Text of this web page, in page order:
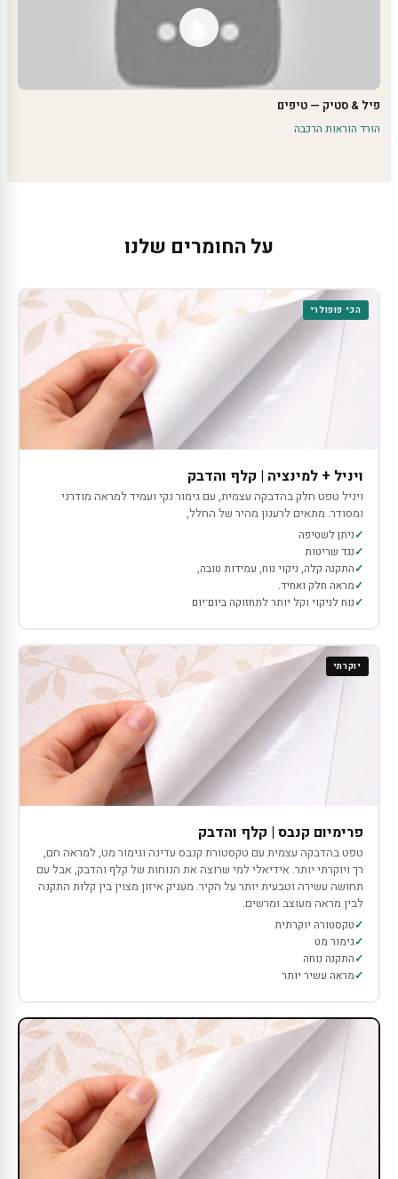
פיל & סטיק — טיפים
הורד הוראות הרכבה
על החומרים שלנו
הכי פופולרי
ויניל + למינציה | קלף והדבק
ויניל טפט חלק בהדבקה עצמית, עם גימור נקי ועמיד למראה מודרני
ומסודר. מתאים לרענון מהיר של החלל,
ניתן לשטיפה
נגד שריטות
התקנה קלה, ניקוי נוח, עמידות טובה,
מראה חלק ואחיד.
נוח לניקוי וקל יותר לתחזוקה ביום־יום
יוקרתי
פרימיום קנבס | קלף והדבק
טפט בהדבקה עצמית עם טקסטורת קנבס עדינה וגימור מט, למראה חם,
רך ויוקרתי יותר. אידיאלי למי שרוצה את הנוחות של קלף והדבק, אבל עם
תחושה עשירה וטבעית יותר על הקיר. מעניק איזון מצוין בין קלות התקנה
לבין מראה מעוצב ומרשים.
טקסטורה יוקרתית
גימור מט
התקנה נוחה
מראה עשיר יותר